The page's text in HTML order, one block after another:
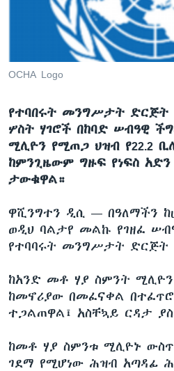
ቋንቋዎች
OCHA Logo
የተባበሩት መንግሥታት ድርጅት
ሦስት ሃገሮች በከባድ ሠብዓዊ
ሚሊዮን የሚጠጋ ህዝብ የ22.2
ከምንጊዜውም ግዙፍ የነፍስ
ታውቁዋል።
ዋሺንግተን ዲሲ — በዓለማችን
ወዲህ ባልታየ መልኩ የገዘፈ
የተባባሩት መንግሥታት ድርጅት
ከአንድ መቶ ሃያ ስምንት
ከመኖሪያው በመፈናቀል
ተጋልጠዋል፤ አስቸኳይ ርዳታ
ከመቶ ሃያ ስምንቱ ሚሊዮኑ
ገደማ የሚሆነው ሕዝብ አጣዳፊ